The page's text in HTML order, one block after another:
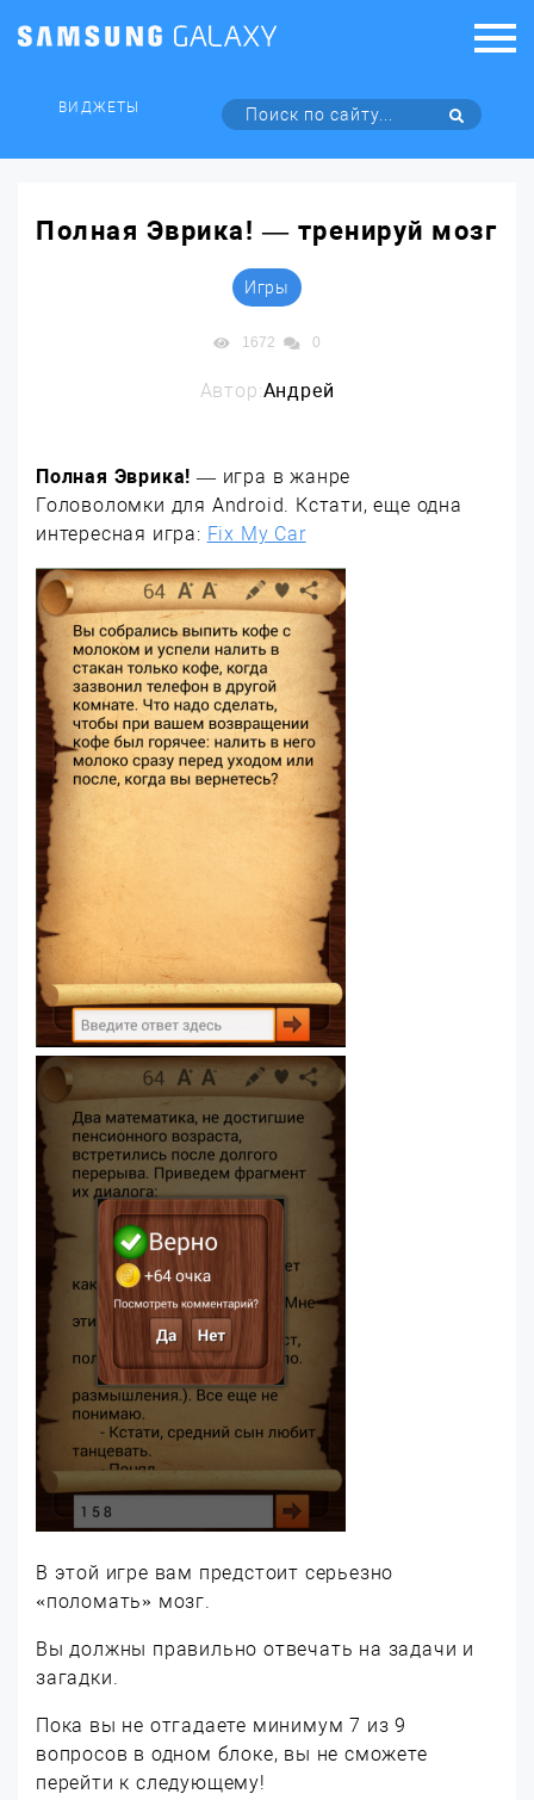
ВИДЖЕТЫ
Полная Эврика! — тренируй мозг
Игры
1672 0
Автор:Андрей
Полная Эврика! — игра в жанре
Головоломки для Android. Кстати, еще одна
интересная игра: Fix My Car
В этой игре вам предстоит серьезно
«поломать» мозг.
Вы должны правильно отвечать на задачи и
загадки.
Пока вы не отгадаете минимум 7 из 9
вопросов в одном блоке, вы не сможете
перейти к следующему!